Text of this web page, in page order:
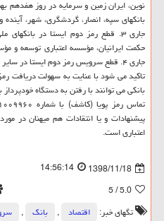
بانكهای سپه، انصار، گردشگری، شهر،
جاری ۳. قطع رمز دوم ایستا در بانكهای
حكمت ایرانیان، مؤسسه اعتباری توسعه و
جاری ۴. قطع سرویس رمز دوم ایستا در
تاكید می شود با عنایت به سهولت دریافت
بانكی می توانند با رفتن به دستگاه
پیشنهادات و یا انتقادات هم میهنان در
اعتباری است.
1398/11/18
14:56:14
5.0
/ 5
تگهای خبر:
اقتصاد , بانك ,